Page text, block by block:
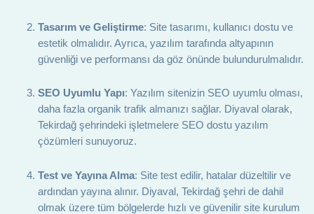
Tasarım ve Geliştirme: Site tasarımı, kullanıcı dostu ve
estetik olmalıdır. Ayrıca, yazılım tarafında altyapının
güvenliği ve performansı da göz önünde bulundurulmalıdır.
SEO Uyumlu Yapı: Yazılım sitenizin SEO uyumlu olması,
daha fazla organik trafik almanızı sağlar. Diyaval olarak,
Tekirdağ şehrindeki işletmelere SEO dostu yazılım
çözümleri sunuyoruz.
Test ve Yayına Alma: Site test edilir, hatalar düzeltilir ve
ardından yayına alınır. Diyaval, Tekirdağ şehri de dahil
olmak üzere tüm bölgelerde hızlı ve güvenilir site kurulum